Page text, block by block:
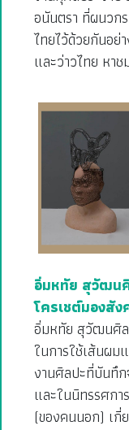
อนันตรา ที่ผนวก
ไทยไว้ด้วยกันอย่
และว่าวไทย หาช
อิ่มหทัย สุวัฒน
โครเชต์มองสั
อิ่มหทัย สุวัฒนศิล
ในการใช้เส้นผม
งานศิลปะที่บันทึ
และในนิทรรศกา
(ของคนนอก) เกี่